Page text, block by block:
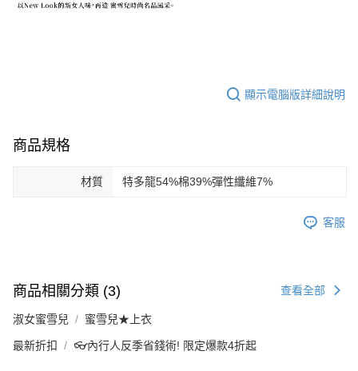
顯示電腦版詳細說明
商品規格
材質 特多龍54%棉39%彈性纖維7%
客服
商品相關分類 (3) 查看全部
淑女蜜雪兒 蜜雪兒★上衣
最新折扣 👓內行人反季省錢術! 限定爆款4折起